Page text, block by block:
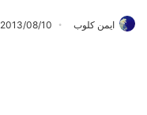
ايمن كلوب 2013/08/10